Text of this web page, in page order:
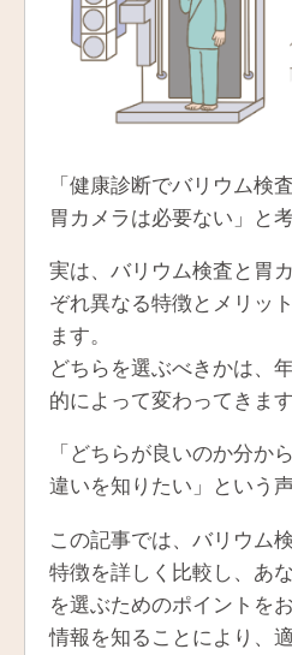
「健康診断でバリウム検
胃カメラは必要ない」と
実は、バリウム検査と胃
ぞれ異なる特徴とメリッ
ます。
どちらを選ぶべきかは、
的によって変わってきます
「どちらが良いのか分か
違いを知りたい」という
この記事では、バリウム
特徴を詳しく比較し、あ
を選ぶためのポイントを
情報を知ることにより、